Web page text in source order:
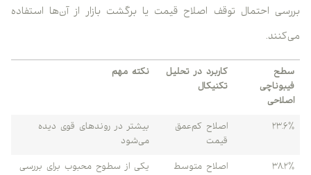
بررسی احتمال توقف اصلاح قیمت یا برگشت بازار از آن‌ها استفاده
می‌کنند.
سطح
فیبوناچی
اصلاحی
کاربرد در تحلیل
تکنیکال
نکته مهم
۲۳.۶٪
اصلاح کم‌عمق
قیمت
بیشتر در روندهای قوی دیده
می‌شود
۳۸.۲٪ اصلاح متوسط
یکی از سطوح محبوب برای بررسی